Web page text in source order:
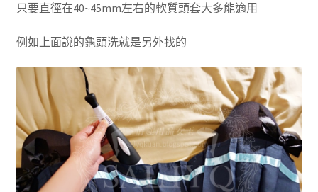
只要直徑在40~45mm左右的軟質頭套大多能適用
例如上面說的龜頭洗就是另外找的